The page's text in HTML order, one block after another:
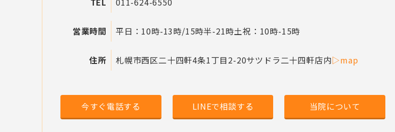
営業時間 平日：10時-13時/15時半-21時土祝：10時-15時
住所 札幌市西区二十四軒4条1丁目2-20サツドラ二十四軒店内▷map
今すぐ電話する LINEで相談する 当院について